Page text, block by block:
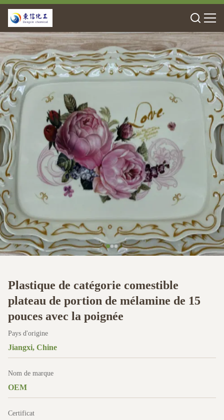
Plastique de catégorie comestible
plateau de portion de mélamine de 15
pouces avec la poignée
Pays d'origine
Jiangxi, Chine
Nom de marque
OEM
Certificat